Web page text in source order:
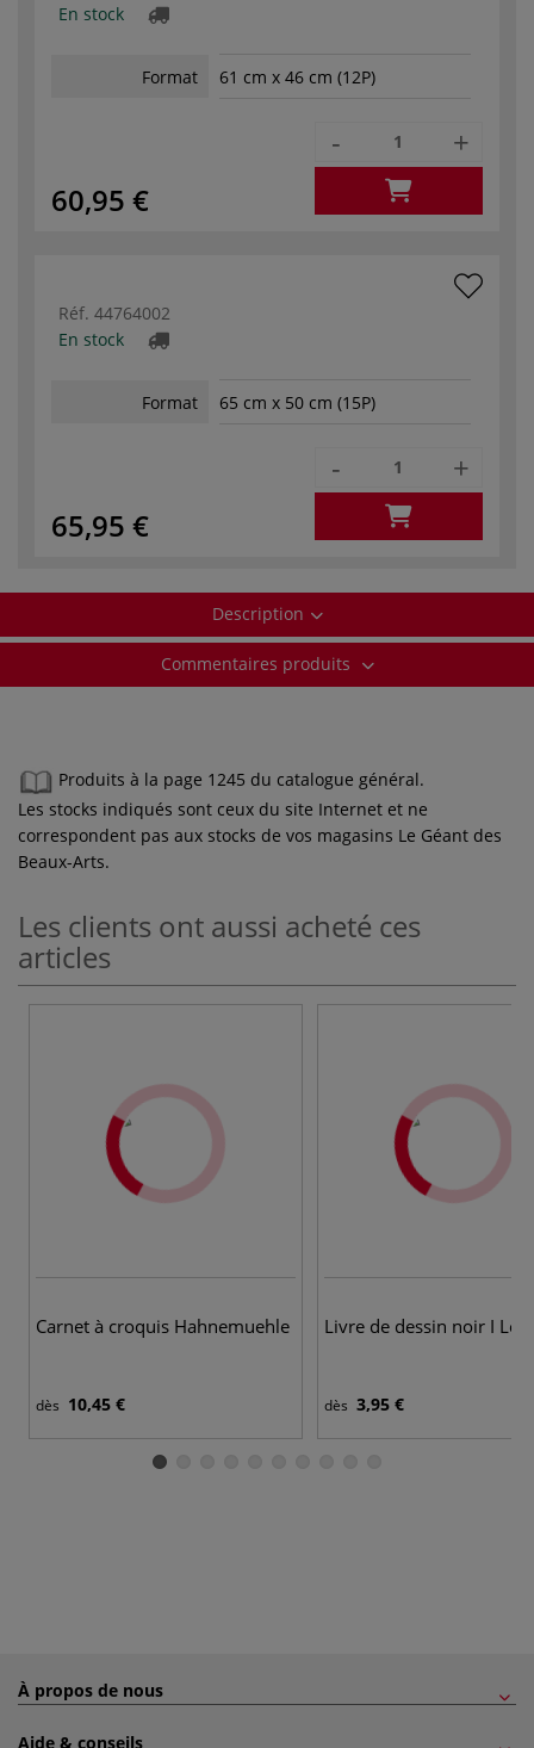
En stock
Format 61 cm x 46 cm (12P)
60,95 €
- +
Réf. 44764002
En stock
Format 65 cm x 50 cm (15P)
65,95 €
- +
Description
Commentaires produits
Produits à la page 1245 du catalogue général.
Les stocks indiqués sont ceux du site Internet et ne
correspondent pas aux stocks de vos magasins Le Géant des
Beaux-Arts.
Les clients ont aussi acheté ces
articles
Carnet à croquis Hahnemuehle
dès 10,45 €
Livre de dessin noir I
dès 3,95 €
À propos de nous
Aide & conseils